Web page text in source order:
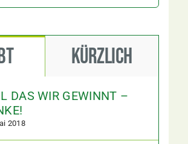
Kürzlich
DAS WIR GEWINNT –
2018